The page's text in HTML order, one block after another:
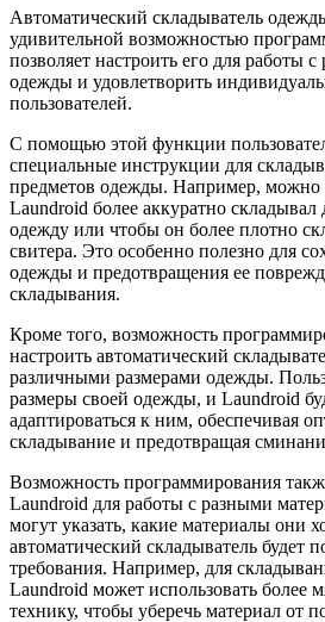
Автоматический складыватель
удивительной возможностью
позволяет настроить его для работы
одежды и удовлетворить
пользователей.
С помощью этой функции
специальные инструкции для
предметов одежды. Например, можно
Laundroid более аккуратно
одежду или чтобы он более плотно
свитера. Это особенно полезно для
одежды и предотвращения ее
складывания.
Кроме того, возможность
настроить автоматический
различными размерами одежды.
размеры своей одежды, и Laundroid
адаптироваться к ним, обеспечивая
складывание и предотвращая
Возможность программирования
Laundroid для работы с разными
могут указать, какие материалы они
автоматический складыватель будет
требования. Например, для
Laundroid может использовать более
технику, чтобы уберечь материал от